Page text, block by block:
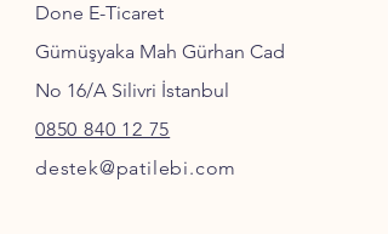
Done E-Ticaret
Gümüşyaka Mah Gürhan Cad
No 16/A Silivri İstanbul
0850 840 12 75
destek@patilebi.com